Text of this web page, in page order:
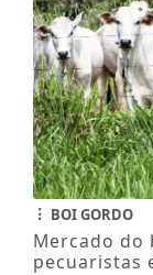
BOI GORDO
Mercado do
pecuaristas